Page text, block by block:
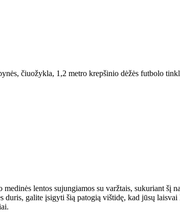
čiuožykla, 1,2 metro krepšinio dėžės futbolo
lentos sujungiamos su varžtais, sukuriant šį
galite įsigyti šią patogią vištidę, kad jūsų